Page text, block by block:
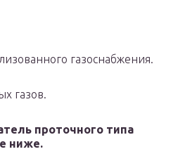
газоснабжения.
газов.
проточного типа
ниже.